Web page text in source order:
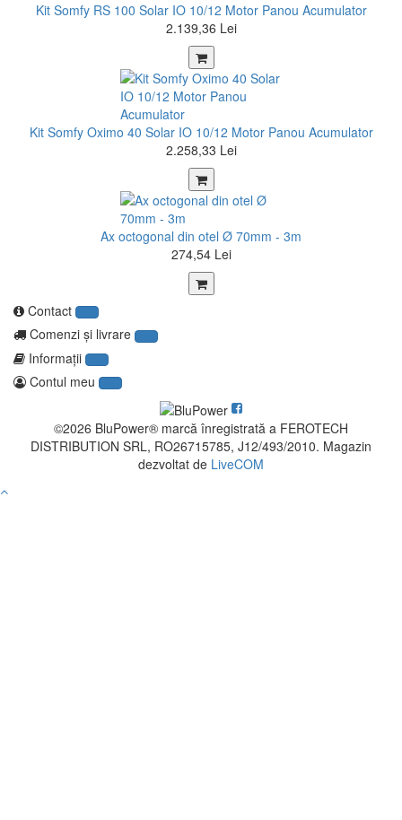
Kit Somfy RS 100 Solar IO 10/12 Motor Panou Acumulator
2.139,36 Lei
Kit Somfy Oximo 40 Solar IO 10/12 Motor Panou Acumulator
2.258,33 Lei
Ax octogonal din otel Ø 70mm - 3m
274,54 Lei
Contact
Comenzi şi livrare
Informaţii
Contul meu
©2026 BluPower® marcă înregistrată a FEROTECH
DISTRIBUTION SRL, RO26715785, J12/493/2010. Magazin
dezvoltat de LiveCOM